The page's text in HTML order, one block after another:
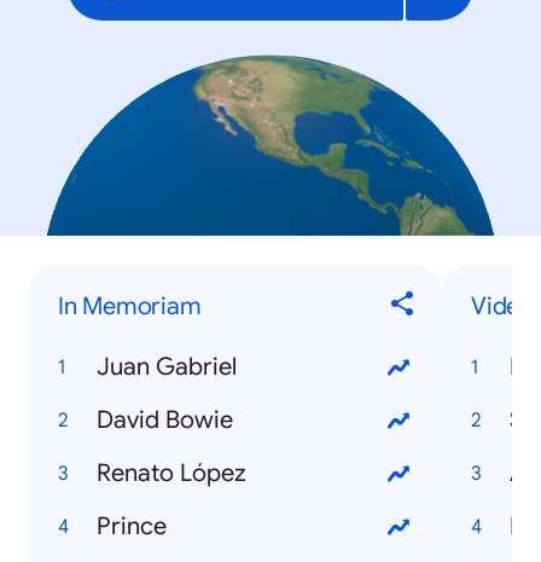
In Memoriam
Juan Gabriel
David Bowie
Renato López
Prince